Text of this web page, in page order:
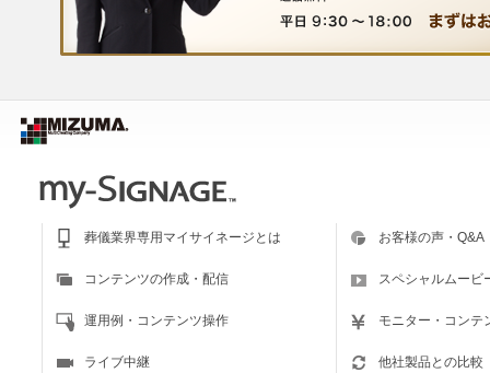
葬儀業界専用マイサイネージとは
コンテンツの作成・配信
運用例・コンテンツ操作
ライブ中継
お客様の声・Q&A
スペシャルムービ
モニター・コンテ
他社製品との比較